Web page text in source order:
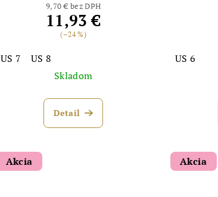
9,70 € bez DPH
11,93 €
(–24 %)
US 7
US 8
Skladom
Detail
US 6
Akcia Akcia